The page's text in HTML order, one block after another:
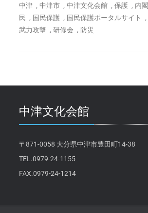
中津 , 中津市 , 中津文化会館 , 保護 , 内閣
民 , 国民保護 , 国民保護ポータルサイト ,
武力攻撃 , 研修会 , 防災
中津文化会館
〒871-0058 大分県中津市豊田町14-38
TEL.0979-24-1155
FAX.0979-24-1214